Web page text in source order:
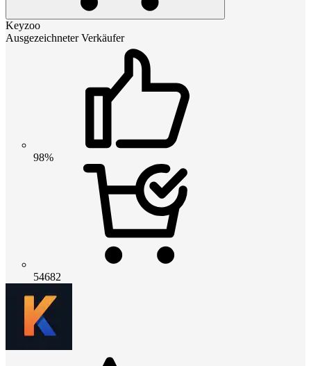
Keyzoo
Ausgezeichneter Verkäufer
98%
54682